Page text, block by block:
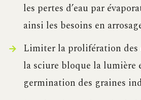
les pertes d’eau par
ainsi les besoins en
Limiter la prolifération des
la sciure bloque la lumière
germination des graines